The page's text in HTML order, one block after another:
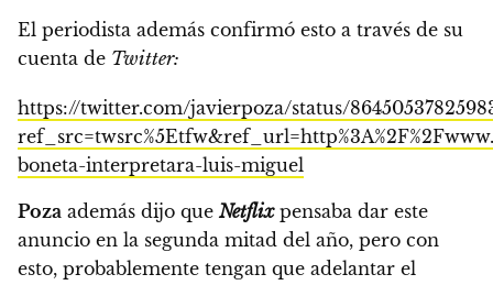
El periodista además confirmó esto a través de su
cuenta de Twitter:
https://twitter.com/javierpoza/status/
boneta-interpretara-luis-miguel
Poza además dijo queNetflixpensaba dar este
anuncio en la segunda mitad del año, pero con
esto, probablemente tengan que adelantar el